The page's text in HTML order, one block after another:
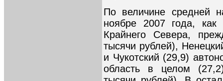
По величине средней
ноябре 2007 года,
Крайнего Севера,
тысячи рублей),
и Чукотский (29,9)
область в целом